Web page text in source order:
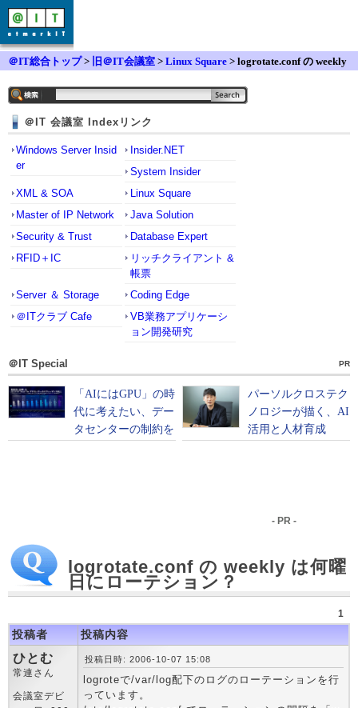
＠IT総合トップ> 旧＠IT会議室 > Linux Square > logrotate.conf の weekly
＠IT 会議室 Indexリンク
Windows Server Insid
er
Insider.NET
System Insider
XML & SOA
Linux Square
Master of IP Network
Java Solution
Security & Trust
Database Expert
RFID＋IC
リッチクライアント &
帳票
Server ＆ Storage
Coding Edge
＠ITクラブ Cafe
VB業務アプリケーシ
ョン開発研究
＠IT Special PR
- PR -
logrotate.conf の weekly は何曜
日にローテション？
1
投稿者 投稿内容
ひとむ
常連さん
会議室デビ
投稿日時: 2006-10-07 15:08
logroteで/var/log配下のログのローテーションを行
っています。